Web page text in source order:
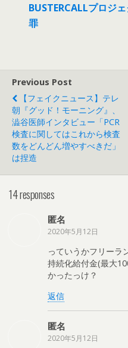
BUSTERCALLプロジ
罪
Previous Post
【フェイクニュース】テレ
朝『グッド！モーニング』、
澁谷医師インタビュー「PCR
検査に関してはこれから検査
数をどんどん増やすべきだ」
は捏造
14 responses
匿名
2020年5月12日
っていうかフリーラ
持続化給付金(最大
かったっけ？
返信
匿名
2020年5月12日